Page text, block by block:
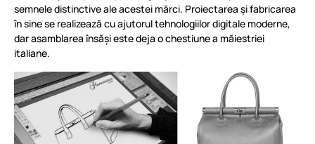
semnele distinctive ale acestei mărci. Proiectarea și fabricarea
în sine se realizează cu ajutorul tehnologiilor digitale moderne,
dar asamblarea însăși este deja o chestiune a măiestriei
italiane.